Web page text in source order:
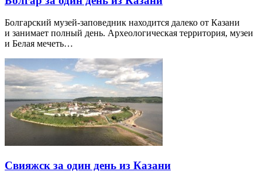
Болгарский музей-заповедник находится далеко от Казани
и занимает полный день. Археологическая территория, музеи
и Белая мечеть…
Свияжск за один день из Казани